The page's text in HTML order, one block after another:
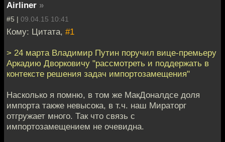
Airliner »
#5 | 09.04.15 10:41
Кому: Цитата, #1
> 24 марта Владимир Путин поручил вице-премьеру
Аркадию Дворковичу "рассмотреть и поддержать в
контексте решения задач импортозамещения"
Насколько я помню, в том же МакДоналдсе доля
импорта также невысока, в т.ч. наш Мираторг
отгружает много. Так что связь с
импортозамещением не очевидна.